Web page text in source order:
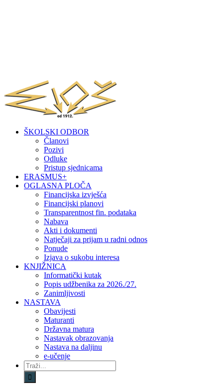
ŠKOLSKI ODBOR
Članovi
Pozivi
Odluke
Pristup sjednicama
ERASMUS+
OGLASNA PLOČA
Financijska izvješća
Financijski planovi
Transparentnost fin. podataka
Nabava
Akti i dokumenti
Natječaji za prijam u radni odnos
Ponude
Izjava o sukobu interesa
KNJIŽNICA
Informatički kutak
Popis udžbenika za 2026./27.
Zanimljivosti
NASTAVA
Obavijesti
Maturanti
Državna matura
Nastavak obrazovanja
Nastava na daljinu
e-učenje
Traži...